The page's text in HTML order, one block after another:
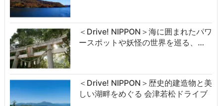
＜Drive! NIPPON＞海に囲まれたパワ
ースポットや妖怪の世界を巡る、…
＜Drive! NIPPON＞歴史的建造物と美
しい湖畔をめぐる 会津若松ドライブ